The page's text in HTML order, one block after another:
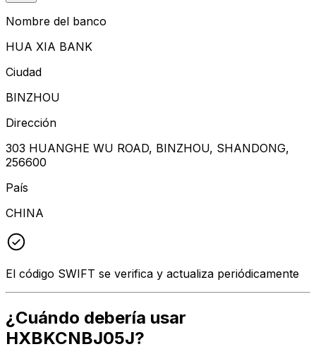
Nombre del banco
HUA XIA BANK
Ciudad
BINZHOU
Dirección
303 HUANGHE WU ROAD, BINZHOU, SHANDONG,
256600
País
CHINA
El código SWIFT se verifica y actualiza periódicamente
¿Cuándo debería usar
HXBKCNBJ05J?